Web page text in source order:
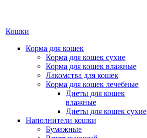
Кошки
Корма для кошек
Корма для кошек сухие
Корма для кошек влажные
Лакомства для кошек
Корма для кошек лечебные
Диеты для кошек
влажные
Диеты для кошек сухие
Наполнители кошки
Бумажные